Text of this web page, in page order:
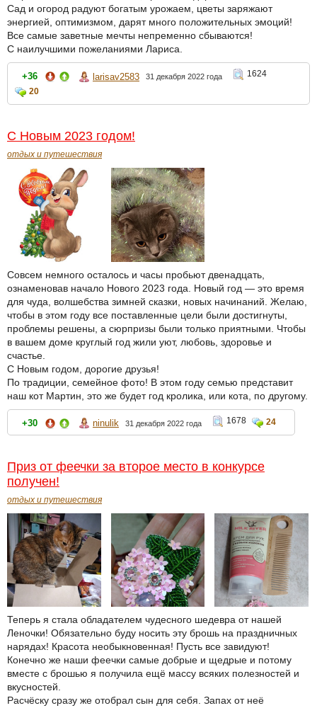
Сад и огород радуют богатым урожаем, цветы заряжают
энергией, оптимизмом, дарят много положительных эмоций!
Все самые заветные мечты непременно сбываются!
С наилучшими пожеланиями Лариса.
+36 larisav2583 31 декабря 2022 года
1624
20
С Новым 2023 годом!
отдых и путешествия
Совсем немного осталось и часы пробьют двенадцать,
ознаменовав начало Нового 2023 года. Новый год — это время
для чуда, волшебства зимней сказки, новых начинаний. Желаю,
чтобы в этом году все поставленные цели были достигнуты,
проблемы решены, а сюрпризы были только приятными. Чтобы
в вашем доме круглый год жили уют, любовь, здоровье и
счастье.
С Новым годом, дорогие друзья!
По традиции, семейное фото! В этом году семью представит
наш кот Мартин, это же будет год кролика, или кота, по другому.
+30 ninulik 31 декабря 2022 года 1678 24
Приз от феечки за второе место в конкурсе
получен!
отдых и путешествия
Теперь я стала обладателем чудесного шедевра от нашей
Леночки! Обязательно буду носить эту брошь на праздничных
нарядах! Красота необыкновенная! Пусть все завидуют!
Конечно же наши феечки самые добрые и щедрые и потому
вместе с брошью я получила ещё массу всяких полезностей и
вкусностей.
Расчёску сразу же отобрал сын для себя. Запах от неё